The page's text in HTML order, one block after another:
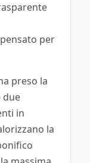
per
preso la
due
in
la